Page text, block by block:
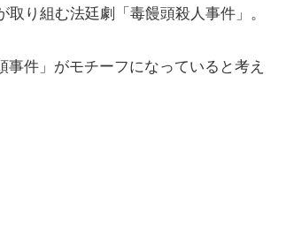
り組む法廷劇「毒饅頭殺人事件」。
件」がモチーフになっていると考え